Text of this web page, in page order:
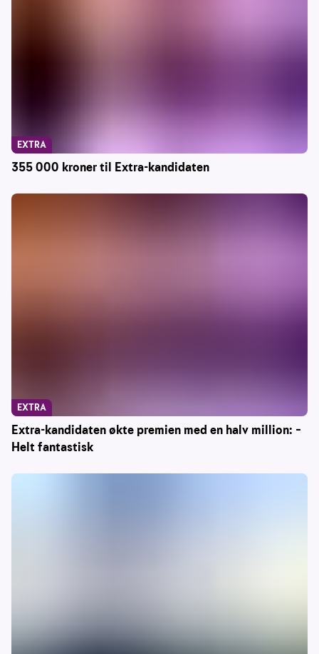
355 000 kroner til Extra-kandidaten
EXTRA
Extra-kandidaten økte premien med en halv million: –
Helt fantastisk
EXTRA